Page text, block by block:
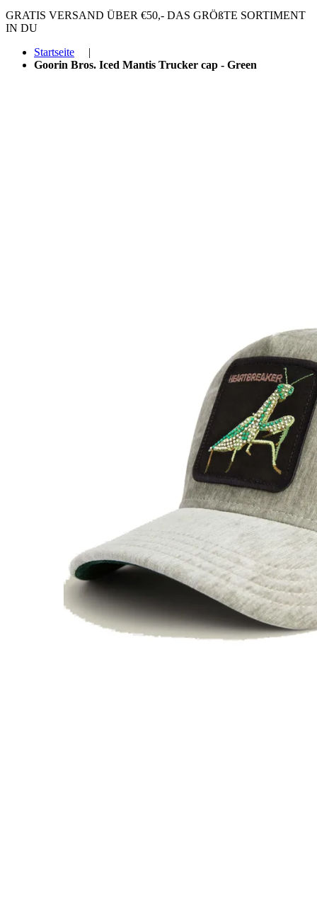
GRATIS VERSAND ÜBER €50,- DAS GRÖßTE SORTIMENT
IN DU
Startseite
|
Goorin Bros. Iced Mantis Trucker cap - Green